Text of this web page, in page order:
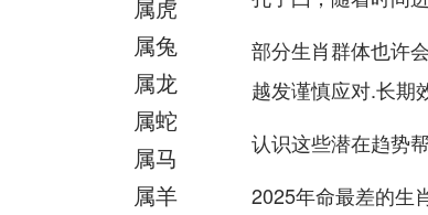
属虎
属兔
属龙
属蛇
属马
属羊
部分生肖群体也许
越发谨慎应对.长期
认识这些潜在趋势
2025年命最差的生